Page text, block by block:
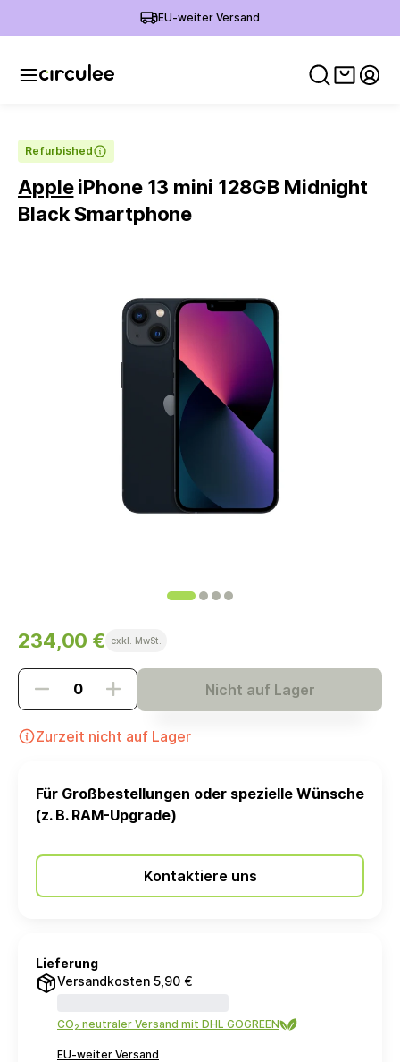
EU-weiter Versand
Refurbished
AppleiPhone 13 mini 128GB Midnight
Black Smartphone
234,00 € exkl. MwSt.
Nicht auf Lager
Zurzeit nicht auf Lager
Für Großbestellungen oder spezielle Wünsche
(z. B. RAM-Upgrade)
Kontaktiere uns
Lieferung
Versandkosten 5,90 €
CO₂ neutraler Versand mit DHL GOGREEN
EU-weiter Versand